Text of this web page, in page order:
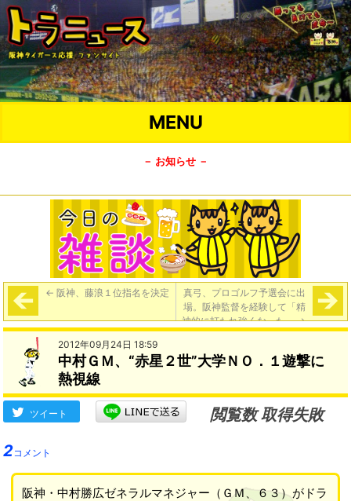
MENU
－ お知らせ －
← 阪神、藤浪１位指名を決定
真弓、プロゴルフ予選会に出
場。阪神監督を経験して「精
神的に打たれ強くなった」→
2012年09月24日 18:59
中村ＧＭ、“赤星２世”大学ＮＯ．１遊撃に
熱視線
ツイート
閲覧数 取得失敗
2コメント
阪神・中村勝広ゼネラルマネジャー（ＧＭ、６３）がドラ